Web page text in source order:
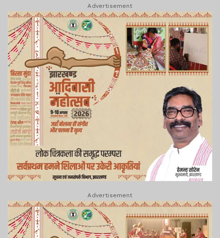
Advertisement
Advertisement